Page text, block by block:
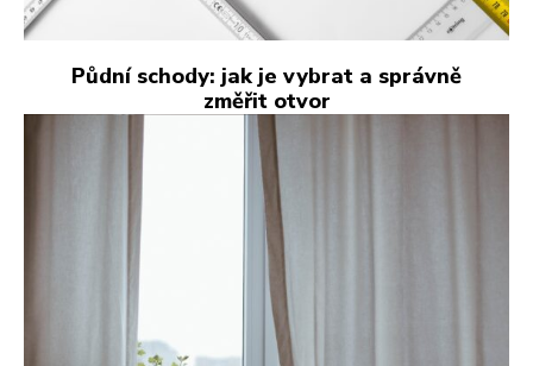
Půdní schody: jak je vybrat a správně
změřit otvor